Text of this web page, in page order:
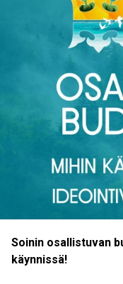
Soinin osallistuvan
käynnissä!